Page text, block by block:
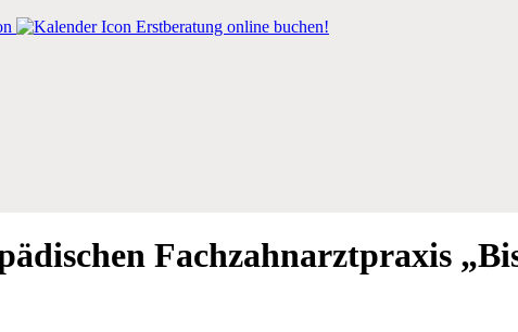
Erstberatung online buchen!
Fachzahnarztpraxis